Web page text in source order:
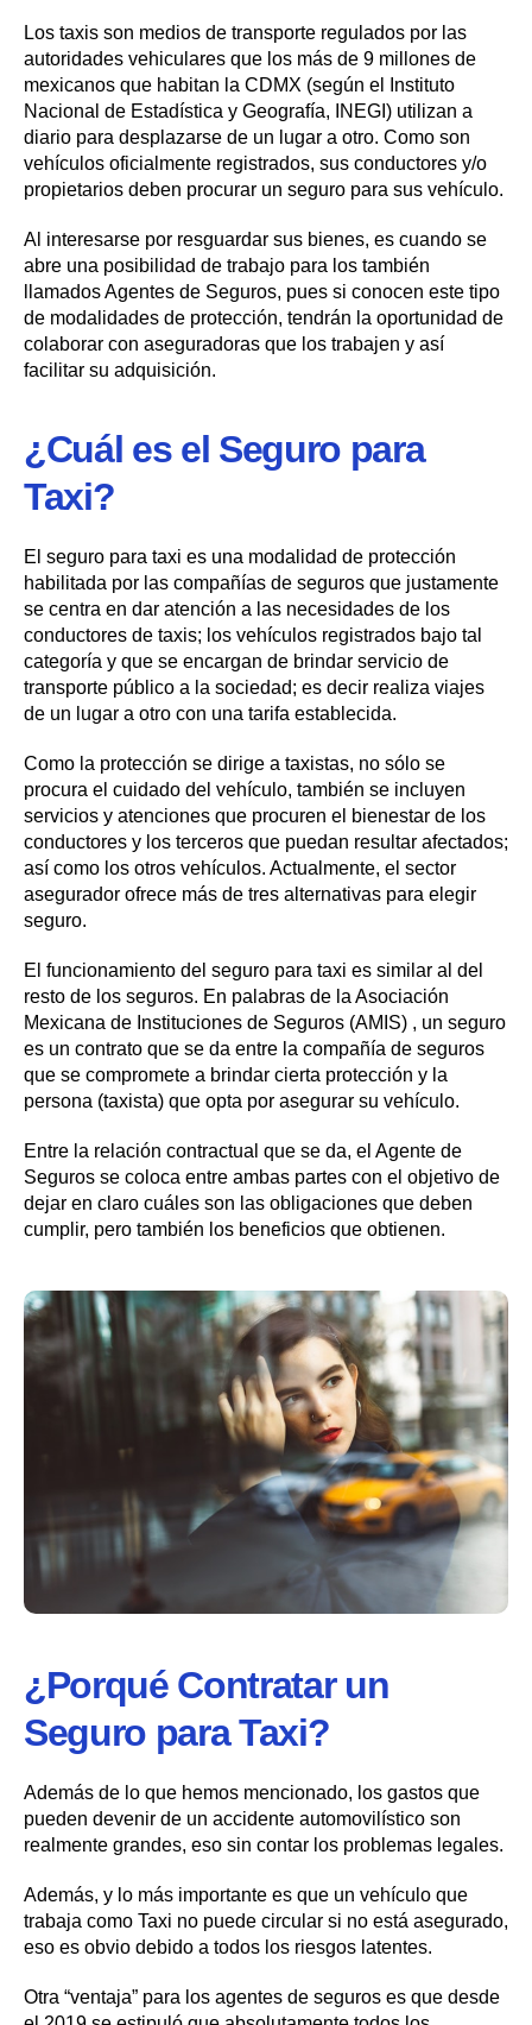
Los taxis son medios de transporte regulados por las
autoridades vehiculares que los más de 9 millones de
mexicanos que habitan la CDMX (según el Instituto
Nacional de Estadística y Geografía, INEGI) utilizan a
diario para desplazarse de un lugar a otro. Como son
vehículos oficialmente registrados, sus conductores y/o
propietarios deben procurar un seguro para sus vehículo.
Al interesarse por resguardar sus bienes, es cuando se
abre una posibilidad de trabajo para los también
llamados Agentes de Seguros, pues si conocen este tipo
de modalidades de protección, tendrán la oportunidad de
colaborar con aseguradoras que los trabajen y así
facilitar su adquisición.
¿Cuál es el Seguro para
Taxi?
El seguro para taxi es una modalidad de protección
habilitada por las compañías de seguros que justamente
se centra en dar atención a las necesidades de los
conductores de taxis; los vehículos registrados bajo tal
categoría y que se encargan de brindar servicio de
transporte público a la sociedad; es decir realiza viajes
de un lugar a otro con una tarifa establecida.
Como la protección se dirige a taxistas, no sólo se
procura el cuidado del vehículo, también se incluyen
servicios y atenciones que procuren el bienestar de los
conductores y los terceros que puedan resultar afectados;
así como los otros vehículos. Actualmente, el sector
asegurador ofrece más de tres alternativas para elegir
seguro.
El funcionamiento del seguro para taxi es similar al del
resto de los seguros. En palabras de la Asociación
Mexicana de Instituciones de Seguros (AMIS) , un seguro
es un contrato que se da entre la compañía de seguros
que se compromete a brindar cierta protección y la
persona (taxista) que opta por asegurar su vehículo.
Entre la relación contractual que se da, el Agente de
Seguros se coloca entre ambas partes con el objetivo de
dejar en claro cuáles son las obligaciones que deben
cumplir, pero también los beneficios que obtienen.
¿Porqué Contratar un
Seguro para Taxi?
Además de lo que hemos mencionado, los gastos que
pueden devenir de un accidente automovilístico son
realmente grandes, eso sin contar los problemas legales.
Además, y lo más importante es que un vehículo que
trabaja como Taxi no puede circular si no está asegurado,
eso es obvio debido a todos los riesgos latentes.
Otra “ventaja” para los agentes de seguros es que desde